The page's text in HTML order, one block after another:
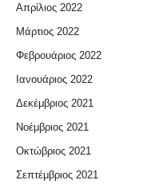
Απρίλιος 2022
Μάρτιος 2022
Φεβρουάριος 2022
Ιανουάριος 2022
Δεκέμβριος 2021
Νοέμβριος 2021
Οκτώβριος 2021
Σεπτέμβριος 2021